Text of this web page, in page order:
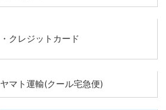
・クレジットカード
ヤマト運輸(クール宅急便)